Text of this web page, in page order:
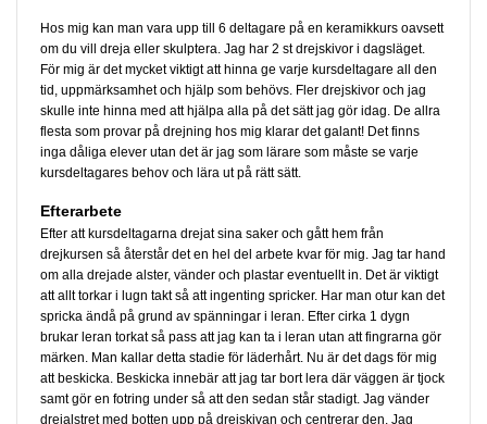
Hos mig kan man vara upp till 6 deltagare på en keramikkurs oavsett
om du vill dreja eller skulptera. Jag har 2 st drejskivor i dagsläget.
För mig är det mycket viktigt att hinna ge varje kursdeltagare all den
tid, uppmärksamhet och hjälp som behövs. Fler drejskivor och jag
skulle inte hinna med att hjälpa alla på det sätt jag gör idag. De allra
flesta som provar på drejning hos mig klarar det galant! Det finns
inga dåliga elever utan det är jag som lärare som måste se varje
kursdeltagares behov och lära ut på rätt sätt.
Efterarbete
Efter att kursdeltagarna drejat sina saker och gått hem från
drejkursen så återstår det en hel del arbete kvar för mig. Jag tar hand
om alla drejade alster, vänder och plastar eventuellt in. Det är viktigt
att allt torkar i lugn takt så att ingenting spricker. Har man otur kan det
spricka ändå på grund av spänningar i leran. Efter cirka 1 dygn
brukar leran torkat så pass att jag kan ta i leran utan att fingrarna gör
märken. Man kallar detta stadie för läderhårt. Nu är det dags för mig
att beskicka. Beskicka innebär att jag tar bort lera där väggen är tjock
samt gör en fotring under så att den sedan står stadigt. Jag vänder
drejalstret med botten upp på drejskivan och centrerar den. Jag